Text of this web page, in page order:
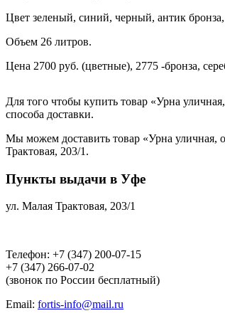
Цвет зеленый, синий, черный, антик бронза,
Объем 26 литров.
Цена 2700 руб. (цветные), 2775 -бронза,
Для того чтобы купить товар «Урна
способа доставки.
Мы можем доставить товар «Урна уличная,
Трактовая, 203/1.
Пункты выдачи в Уфе
ул. Малая Трактовая, 203/1
Телефон: +7 (347) 200-07-15
+7 (347) 266-07-02
(звонок по России бесплатный)
Email: fortis-info@mail.ru